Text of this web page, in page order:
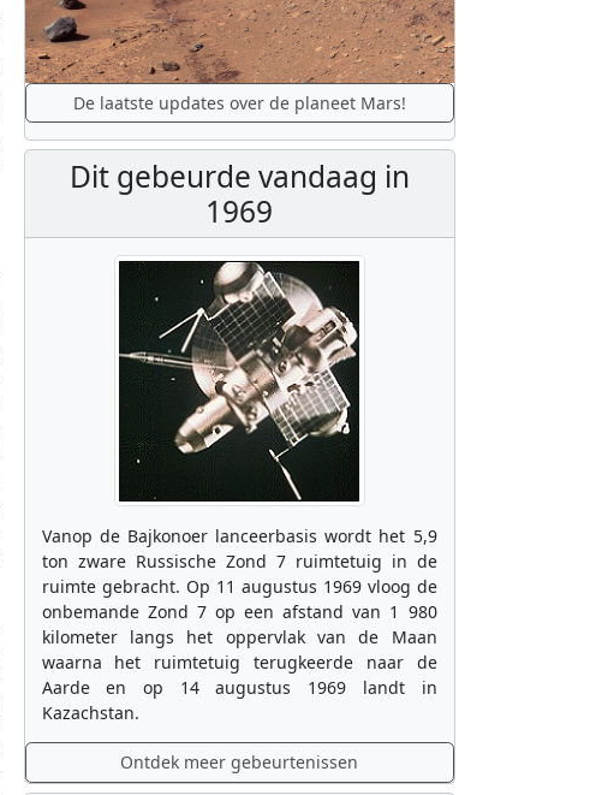
De laatste updates over de planeet Mars!
Dit gebeurde vandaag in
1969
Vanop de Bajkonoer lanceerbasis wordt het 5,9
ton zware Russische Zond 7 ruimtetuig in de
ruimte gebracht. Op 11 augustus 1969 vloog de
onbemande Zond 7 op een afstand van 1 980
kilometer langs het oppervlak van de Maan
waarna het ruimtetuig terugkeerde naar de
Aarde en op 14 augustus 1969 landt in
Kazachstan.
Ontdek meer gebeurtenissen